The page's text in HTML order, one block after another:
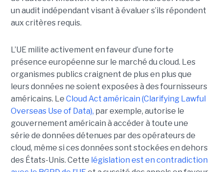
un audit indépendant visant à évaluer s’ils répondent
aux critères requis.
L’UE milite activement en faveur d’une forte
présence européenne sur le marché du cloud. Les
organismes publics craignent de plus en plus que
leurs données ne soient exposées à des fournisseurs
américains. Le Cloud Act américain (Clarifying Lawful
Overseas Use of Data), par exemple, autorise le
gouvernement américain à accéder à toute une
série de données détenues par des opérateurs de
cloud, même si ces données sont stockées en dehors
des États-Unis. Cette législation est en contradiction